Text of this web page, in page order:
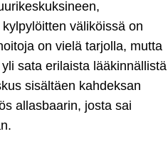
väliköissä on
on vielä tarjolla, mutta
sata erilaista lääkinnällistä
sisältäen kahdeksan
allasbaarin, josta sai